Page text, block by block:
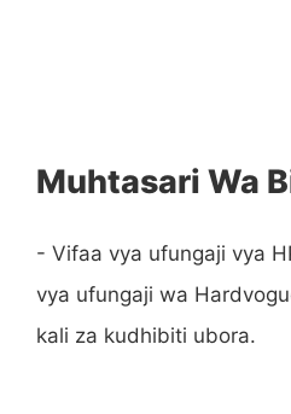
Muhtasari Wa
- Vifaa vya ufungaji vya
vya ufungaji wa
kali za kudhibiti ubora.